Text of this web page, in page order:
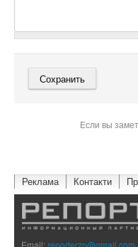
Если вы
Реклама Контакти
Email:reporterzp@gmail.com